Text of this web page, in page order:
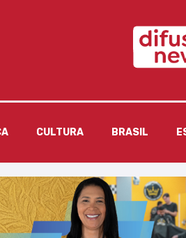
CULTURA BRASIL